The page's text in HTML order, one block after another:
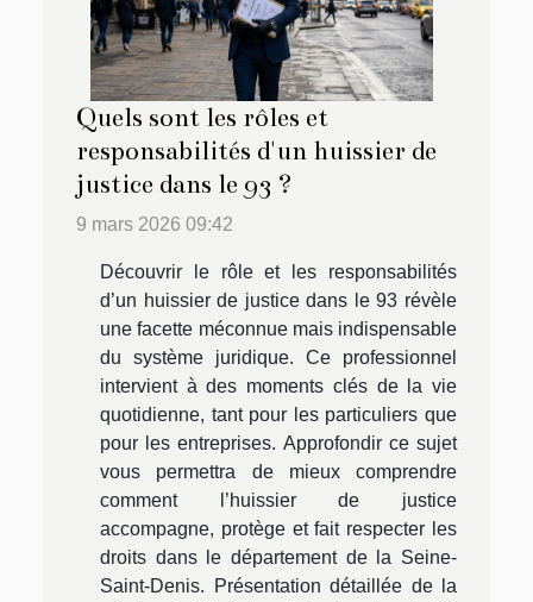
Quels sont les rôles et
responsabilités d'un huissier de
justice dans le 93 ?
9 mars 2026 09:42
Découvrir le rôle et les responsabilités
d’un huissier de justice dans le 93 révèle
une facette méconnue mais indispensable
du système juridique. Ce professionnel
intervient à des moments clés de la vie
quotidienne, tant pour les particuliers que
pour les entreprises. Approfondir ce sujet
vous permettra de mieux comprendre
comment l’huissier de justice
accompagne, protège et fait respecter les
droits dans le département de la Seine-
Saint-Denis. Présentation détaillée de la